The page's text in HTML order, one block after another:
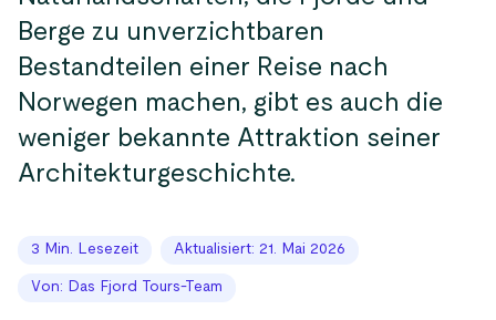
Berge zu unverzichtbaren
Bestandteilen einer Reise nach
Norwegen machen, gibt es auch die
weniger bekannte Attraktion seiner
Architekturgeschichte.
3 Min. Lesezeit Aktualisiert: 21. Mai 2026
Von: Das Fjord Tours-Team